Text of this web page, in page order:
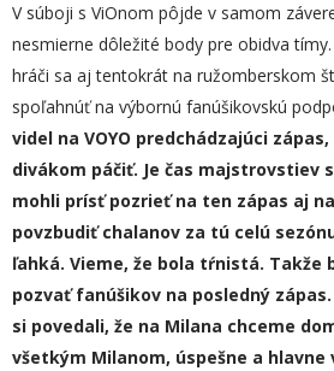
V súboji s ViOnom pôjde v samom
nesmierne dôležité body pre obidva
hráči sa aj tentokrát na ružomberskom
spoľahnúť na výbornú fanúšikovskú
videl na VOYO predchádzajúci
divákom páčiť. Je čas majstrovstiev
mohli prísť pozrieťna ten zápas aj
povzbudiť chalanov za tú celú
ľahká. Vieme, že bola tŕnistá. Takže
pozvať fanúšikov na posledný
si povedali, že na Milana chceme
všetkým Milanom, úspešne a